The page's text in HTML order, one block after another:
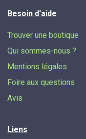
Besoin d'aide
Trouver une boutique
Qui sommes-nous ?
Mentions légales
Foire aux questions
Avis
Liens